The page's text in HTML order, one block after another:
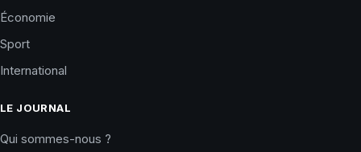
Économie
Sport
International
LE JOURNAL
Qui sommes-nous ?